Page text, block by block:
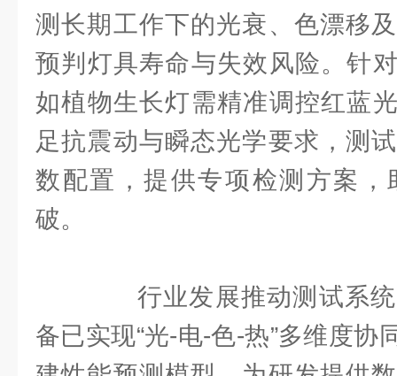
测长期工作下的光衰、色漂移
预判灯具寿命与失效风险。针
如植物生长灯需精准调控红蓝
足抗震动与瞬态光学要求，测
数配置，提供专项检测方案，
破。
行业发展推动测试系统
备已实现“光-电-色-热”多维度协